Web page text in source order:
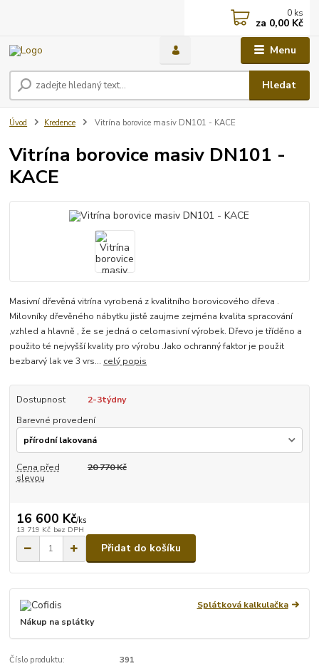
Menu
Hledat
0 ks
za 0,00 Kč
Úvod Kredence Vitrína borovice masiv DN101 - KACE
Vitrína borovice masiv DN101 -
KACE
Masivní dřevěná vitrína vyrobená z kvalitního borovicového dřeva .
Milovníky dřevěného nábytku jistě zaujme zejména kvalita spracování
,vzhled a hlavně , že se jedná o celomasivní výrobek. Dřevo je tříděno a
použito té nejvyšší kvality pro výrobu .Jako ochranný faktor je použit
bezbarvý lak ve 3 vrs... celý popis
Dostupnost
2-3týdny
Barevné provedení
Cena před
slevou
20 770 Kč
16 600 Kč/ks
13 719 Kč bez DPH
Přidat do košíku
Splátková kalkulačka
Nákup na splátky
Číslo produktu: 391